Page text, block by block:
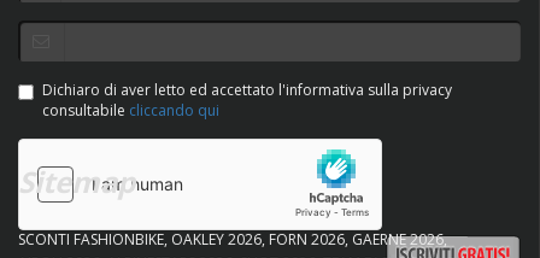
Dichiaro di aver letto ed accettato l'informativa sulla privacy
consultabile cliccando qui
Sitemap
SCONTI FASHIONBIKE OAKLEY 2026 FORN 2026 GAERNE 2026